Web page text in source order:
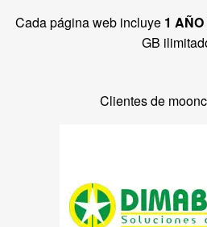
Cada página web incluye 1
GB
Clientes de